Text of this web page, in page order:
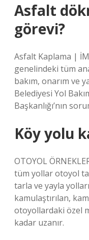
Asfalt
görevi?
Asfalt Kaplama |
genelindeki tüm
bakım, onarım ve
Belediyesi Yol
Başkanlığı’nın
Köy yolu
OTOYOL
tüm yollar otoyol
tarla ve yayla
kamulaştırılan,
otoyollardaki özel
kadar uzanır.